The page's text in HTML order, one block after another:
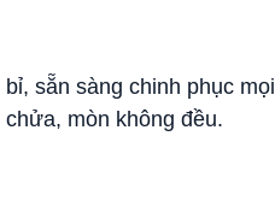
sẵn sàng chinh phục mọi
mòn không đều.